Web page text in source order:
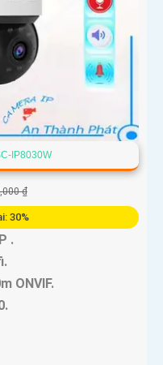
sản phẩm phù hợp nhất
IP8030W
₫
30%
.
ONVIF.